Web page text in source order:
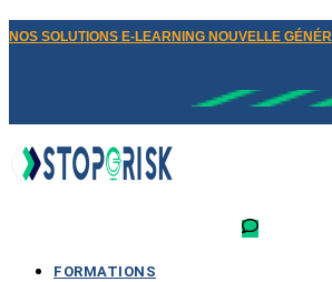
NOS SOLUTIONS E-LEARNING NOUVELLE
FORMATIONS